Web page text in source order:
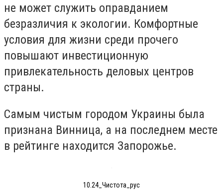
не может служить оправданием
безразличия к экологии. Комфортные
условия для жизни среди прочего
повышают инвестиционную
привлекательность деловых центров
страны.
Самым чистым городом Украины была
признана Винница, а на последнем месте
в рейтинге находится Запорожье.
10.24_Чистота_рус